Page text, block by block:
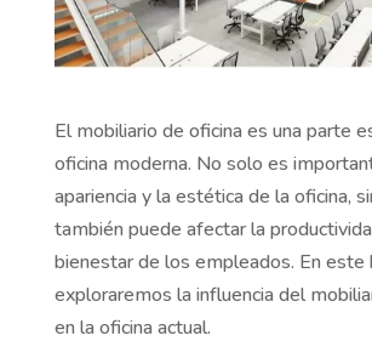
El mobiliario de oficina es una parte
oficina moderna. No solo es
apariencia y la estética de la oficina,
también puede afectar la
bienestar de los empleados. En este
exploraremos la influencia del
en la oficina actual.